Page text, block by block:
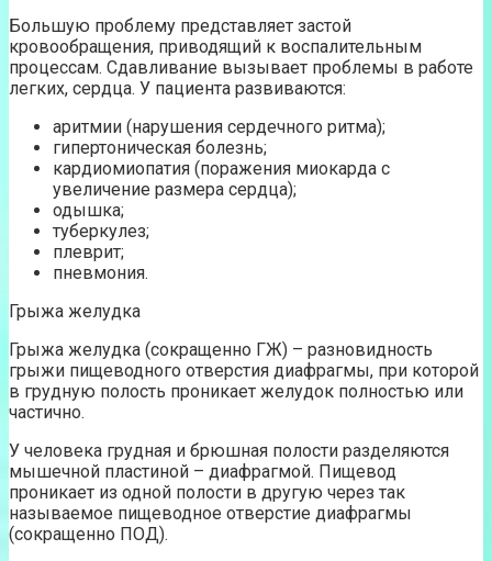
Большую проблему представляет застой
кровообращения, приводящий к воспалительным
процессам. Сдавливание вызывает проблемы в работе
легких, сердца. У пациента развиваются:
аритмии (нарушения сердечного ритма);
гипертоническая болезнь;
кардиомиопатия (поражения миокарда с
увеличение размера сердца);
одышка;
туберкулез;
плеврит;
пневмония.
Грыжа желудка
Грыжа желудка (сокращенно ГЖ) – разновидность
грыжи пищеводного отверстия диафрагмы, при которой
в грудную полость проникает желудок полностью или
частично.
У человека грудная и брюшная полости разделяются
мышечной пластиной – диафрагмой. Пищевод
проникает из одной полости в другую через так
называемое пищеводное отверстие диафрагмы
(сокращенно ПОД).